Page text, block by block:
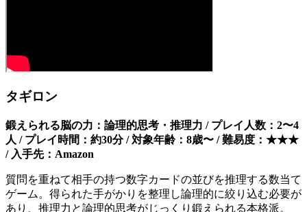
タギロン
鍛えられる脳の力：論理的思考・推理力 / プレイ人数：2〜4
人 / プレイ時間：約30分 / 対象年齢：8歳〜 / 難易度：★★★
/ 入手先：Amazon
質問を重ねて相手の持つ数字カードの並びを推理する数当て
ゲーム。得られた手がかりを整理し論理的に絞り込む必要が
あり、推理力と論理的思考がじっくり鍛えられる本格派。